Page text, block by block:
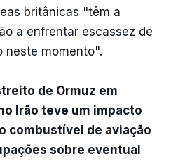
britânicas "têm a
a enfrentar escassez de
neste momento".
de Ormuz em
Irão teve um impacto
combustível de aviação
sobre eventual